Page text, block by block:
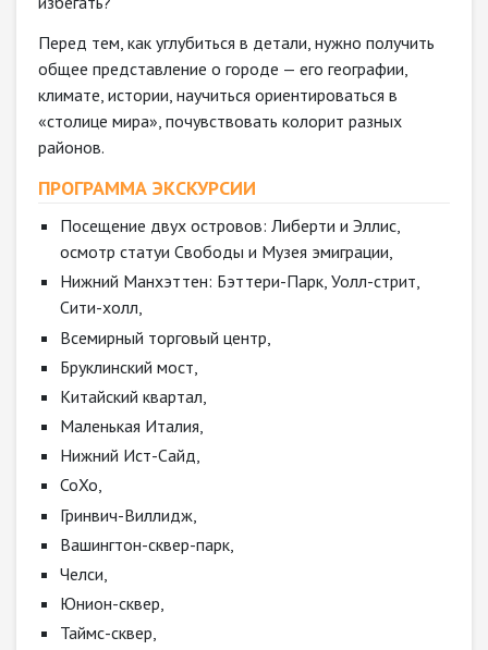
Перед тем, как углубиться в детали, нужно получить
общее представление о городе — его географии,
климате, истории, научиться ориентироваться в
«столице мира», почувствовать колорит разных
районов.
ПРОГРАММА ЭКСКУРСИИ
Посещение двух островов: Либерти и Эллис,
осмотр статуи Свободы и Музея эмиграции,
Нижний Манхэттен: Бэттери-Парк, Уолл-стрит,
Сити-холл,
Всемирный торговый центр,
Бруклинский мост,
Китайский квартал,
Маленькая Италия,
Нижний Ист-Сайд,
СоХо,
Гринвич-Виллидж,
Вашингтон-сквер-парк,
Челси,
Юнион-сквер,
Таймс-сквер,